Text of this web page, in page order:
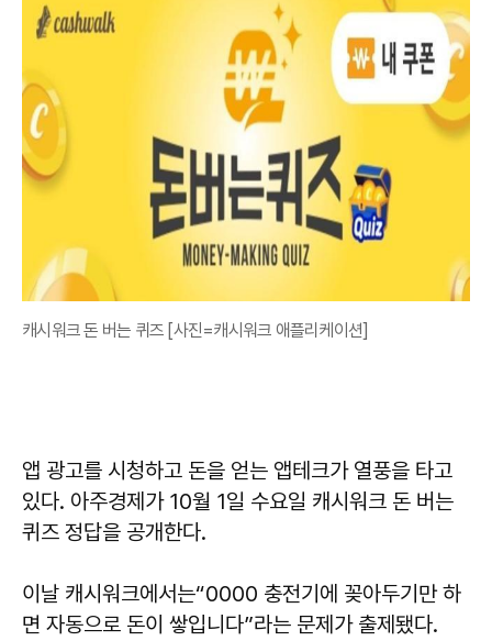
캐시워크 돈 버는 퀴즈 [사진=캐시워크 애플리케이션]
앱 광고를 시청하고 돈을 얻는 앱테크가 열풍을 타고
있다. 아주경제가 10월 1일 수요일 캐시워크 돈 버는
퀴즈 정답을 공개한다.
이날 캐시워크에서는“0000 충전기에 꽂아두기만 하
면 자동으로 돈이 쌓입니다”라는 문제가 출제됐다.